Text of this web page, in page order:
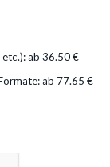
ab 36.50 €
ab 77.65 €